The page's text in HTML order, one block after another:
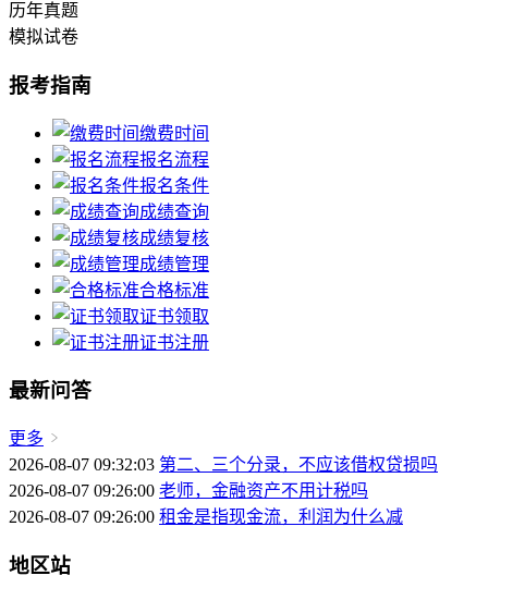
历年真题
模拟试卷
报考指南
缴费时间
报名流程
报名条件
成绩查询
成绩复核
成绩管理
合格标准
证书领取
证书注册
最新问答
更多
2026-08-07 09:32:03 第二、三个分录，不应该借权贷损吗
2026-08-07 09:26:00 老师，金融资产不用计税吗
2026-08-07 09:26:00 租金是指现金流，利润为什么减
地区站